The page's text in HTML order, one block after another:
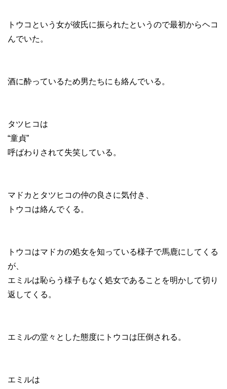
トウコという女が彼氏に振られたというので最初からヘコ
んでいた。
酒に酔っているため男たちにも絡んでいる。
タツヒコは
“童貞”
呼ばわりされて失笑している。
マドカとタツヒコの仲の良さに気付き、
トウコは絡んでくる。
トウコはマドカの処女を知っている様子で馬鹿にしてくる
が、
エミルは恥らう様子もなく処女であることを明かして切り
返してくる。
エミルの堂々とした態度にトウコは圧倒される。
エミルは